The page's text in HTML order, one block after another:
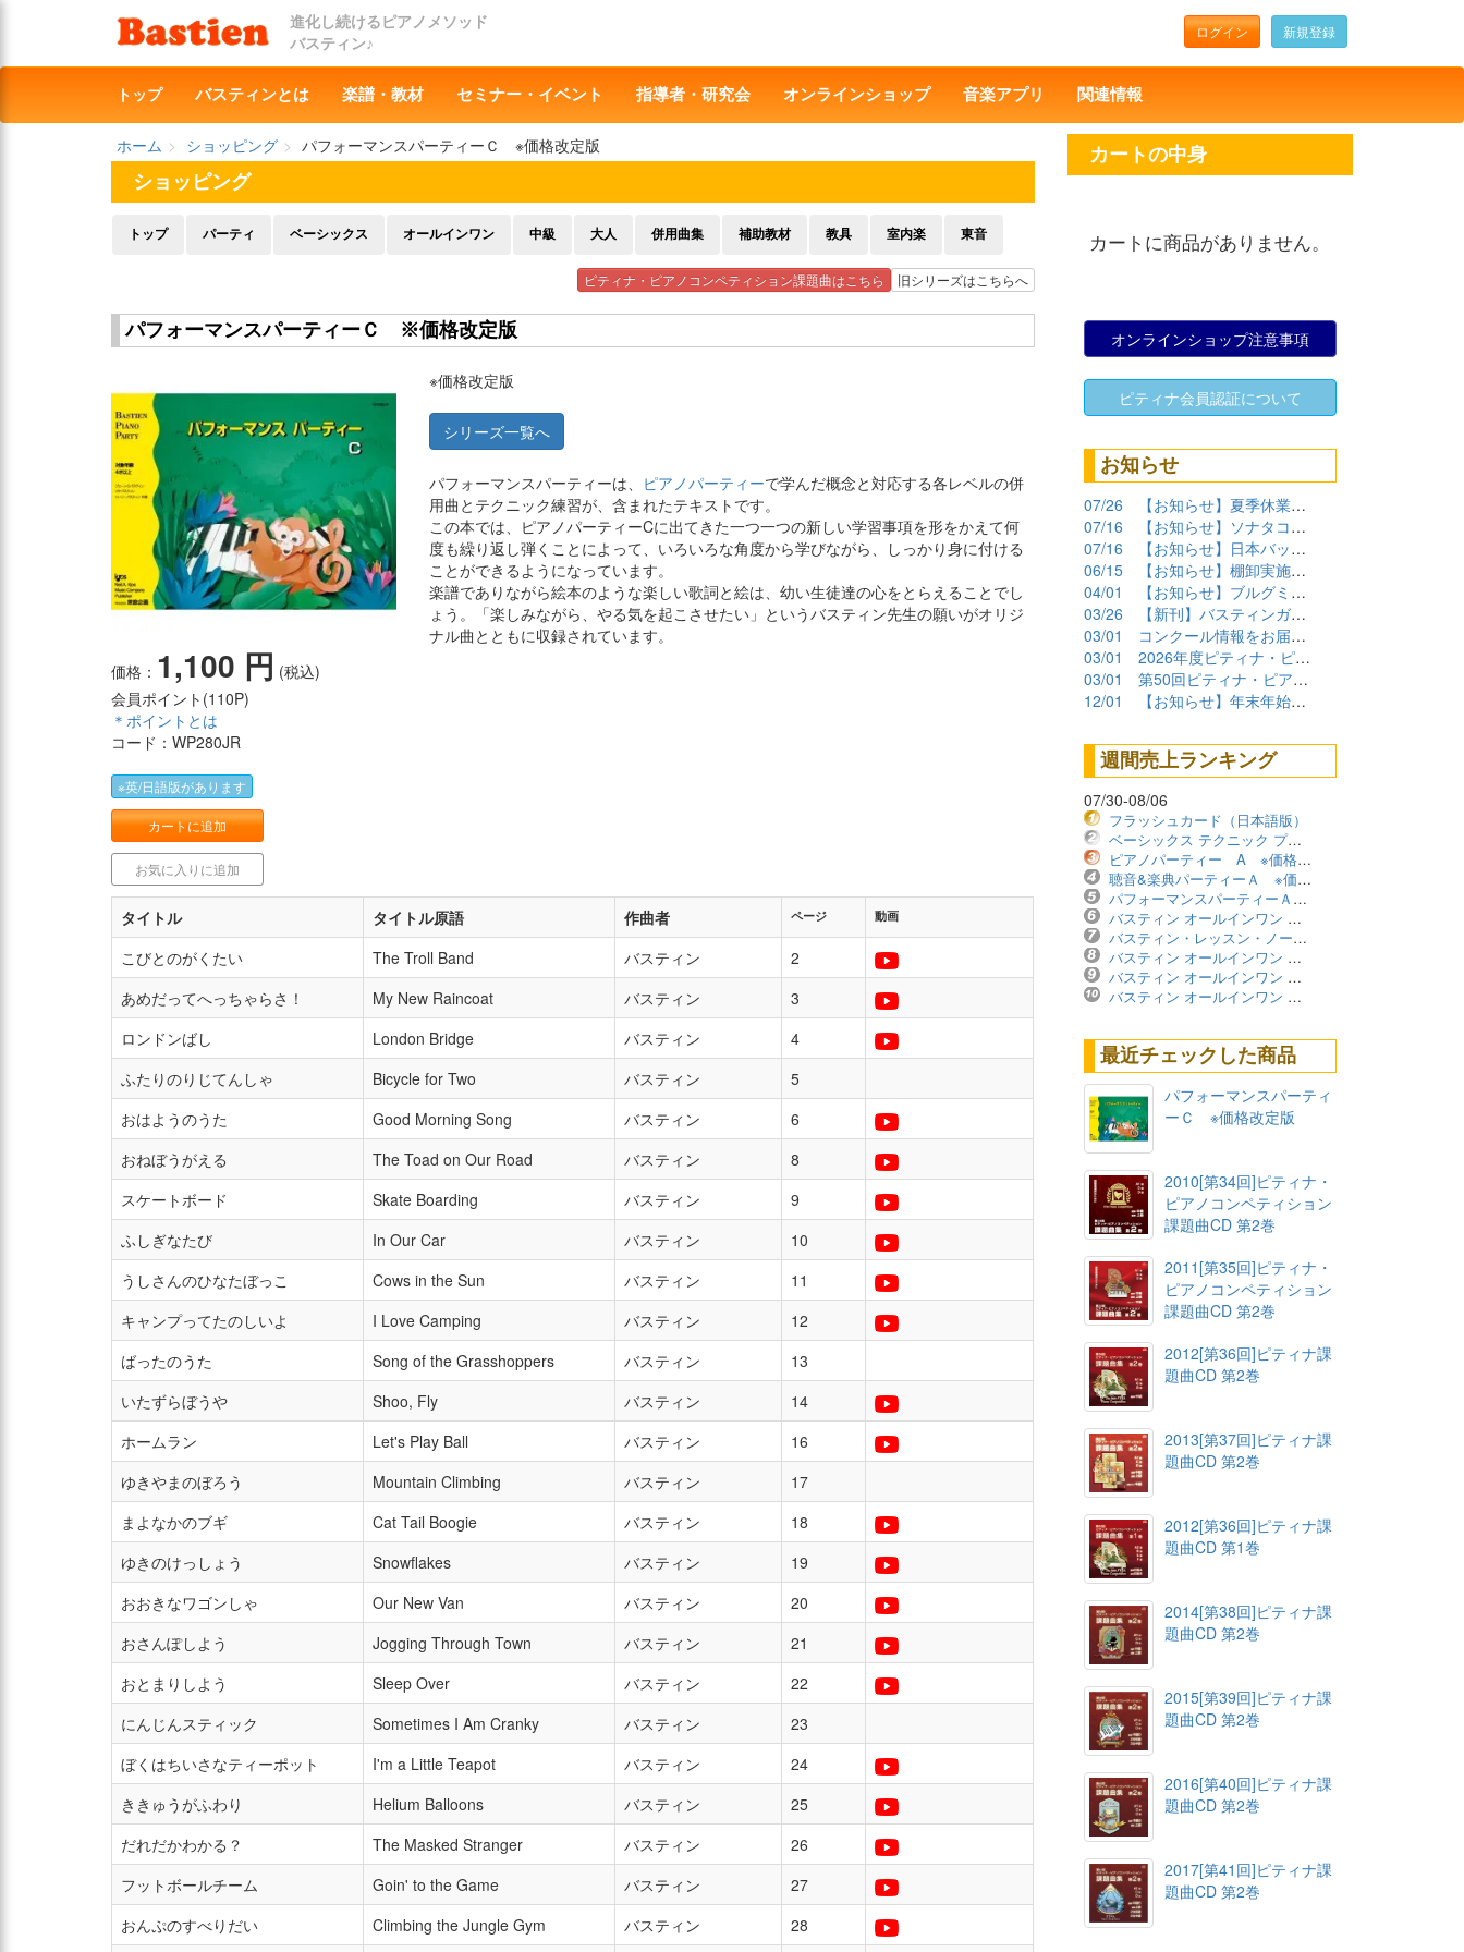
進化し続けるピアノメソッド
バスティン♪
ログイン 新規登録
トップ バスティンとは 楽譜・教材 セミナー・イベント 指導者・研究会 オンラインショップ 音楽アプリ 関連情報
ホーム ショッピング
パフォーマンスパーティーＣ ※価格改定版
ショッピング
トップ パーティ ベーシックス オールインワン 中級 大人 併用曲集 補助教材 教具 室内楽 東音
ピティナ・ピアノコンペティション課題曲はこちら 旧シリーズはこちらへ
パフォーマンスパーティーＣ ※価格改定版
価格： 1,100 円 (税込)
会員ポイント(110P)
＊ポイントとは
コード：WP280JR
※英/日語版があります
カートに追加
お気に入りに追加
※価格改定版
シリーズ一覧へ
パフォーマンスパーティーは、 ピアノパーティーで学んだ概念と対応する各レベルの併
用曲とテクニック練習が、含まれたテキストです。
この本では、ピアノパーティーCに出てきた一つ一つの新しい学習事項を形をかえて何
度も繰り返し弾くことによって、いろいろな角度から学びながら、しっかり身に付ける
ことができるようになっています。
楽譜でありながら絵本のような楽しい歌詞と絵は、幼い生徒達の心をとらえることでし
ょう。「楽しみながら、やる気を起こさせたい」というバスティン先生の願いがオリジ
ナル曲とともに収録されています。
タイトル タイトル原語 作曲者 ページ 動画
こびとのがくたい The Troll Band バスティン
2
あめだってへっちゃらさ！
My New Raincoat バスティン
3
ロンドンばし
London Bridge バスティン
4
ふたりのりじてんしゃ
Bicycle for Two バスティン
5
おはようのうた
Good Morning Song バスティン
6
おねぼうがえる
The Toad on Our Road バスティン
8
スケートボード
Skate Boarding バスティン
9
ふしぎなたび
In Our Car バスティン
10
うしさんのひなたぼっこ
Cows in the Sun バスティン
11
キャンプってたのしいよ
I Love Camping バスティン
12
ばったのうた
Song of the Grasshoppers バスティン
13
いたずらぼうや
Shoo, Fly バスティン
14
ホームラン
Let's Play Ball バスティン
16
ゆきやまのぼろう
Mountain Climbing バスティン
17
まよなかのブギ
Cat Tail Boogie バスティン
18
ゆきのけっしょう
Snowflakes バスティン
19
おおきなワゴンしゃ
Our New Van バスティン
20
おさんぽしよう
Jogging Through Town バスティン
21
おとまりしよう
Sleep Over バスティン
22
にんじんスティック
Sometimes I Am Cranky バスティン
23
ぼくはちいさなティーポット
I'm a Little Teapot バスティン
24
ききゅうがふわり
Helium Balloons バスティン
25
だれだかわかる？
The Masked Stranger バスティン
26
フットボールチーム
Goin' to the Game バスティン
27
おんぷのすべりだい
Climbing the Jungle Gym バスティン 28
カートの中身
カートに商品がありません。
オンラインショップ注意事項
ピティナ会員認証について
お知らせ
07/26
【お知らせ】夏季休業期間について
07/16
【お知らせ】ソナタコンクール2026参加要項公開
07/16
【お知らせ】日本バッハコンクール2026参加要項公開
06/15
【お知らせ】棚卸実施に伴うショップ臨時休業について
04/01
【お知らせ】ブルグミュラーコンクール2026課題曲公開
03/26
【新刊】バスティンガイド再販しました！
03/01
コンクール情報をお届けします！（2026年度）
03/01
2026年度ピティナ・ピアノコンペティション課題曲商品
03/01
第50回ピティナ・ピアノコンペティション課題曲公開！
12/01
【お知らせ】年末年始の営業について
週間売上ランキング
07/30-08/06
フラッシュカード（日本語版）
ベーシックス テクニック プリマーレベル ※価格改定版
ピアノパーティー A ※価格改定版
聴音&楽典パーティーＡ ※価格改定版
パフォーマンスパーティーＡ ※価格改定版
バスティン オールインワン レベル1B ※価格改定版
バスティン・レッスン・ノート ※価格改定版
バスティン オールインワン レベル2B ※価格改定版
バスティン オールインワン レベル4A ※価格改定版
バスティン オールインワン レベル3B ※価格改定版
最近チェックした商品
パフォーマンスパーティ
ーＣ ※価格改定版
2010[第34回]ピティナ・
ピアノコンペティション
課題曲CD 第2巻
2011[第35回]ピティナ・
ピアノコンペティション
課題曲CD 第2巻
2012[第36回]ピティナ課
題曲CD 第2巻
2013[第37回]ピティナ課
題曲CD 第2巻
2012[第36回]ピティナ課
題曲CD 第1巻
2014[第38回]ピティナ課
題曲CD 第2巻
2015[第39回]ピティナ課
題曲CD 第2巻
2016[第40回]ピティナ課
題曲CD 第2巻
2017[第41回]ピティナ課
題曲CD 第2巻